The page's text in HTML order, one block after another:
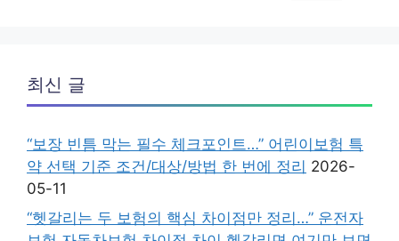
최신 글
“보장 빈틈 막는 필수 체크포인트…” 어린이보험 특
약 선택 기준 조건/대상/방법 한 번에 정리 2026-
05-11
“헷갈리는 두 보험의 핵심 차이점만 정리…” 운전자